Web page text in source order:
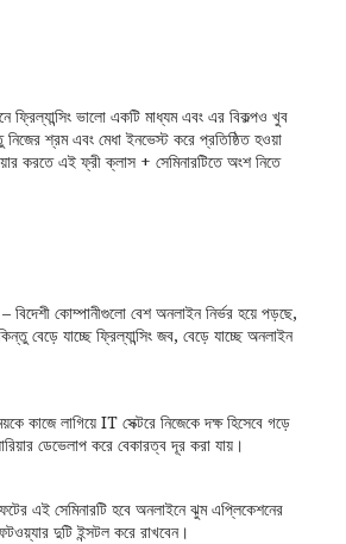
ফ্রিল্যান্সিং ভালো একটি মাধ্যম এবং এর বিকল্পও খুব
নিজের শ্রম এবং মেধা ইনভেস্ট করে প্রতিষ্ঠিত হওয়া
করতে এই ফ্রী ক্লাস + সেমিনারটিতে অংশ নিতে
বিদেশী কোম্পানীগুলো বেশ অনলাইন নির্ভর হয়ে পড়ছে,
বেড়ে যাচ্ছে ফ্রিল্যান্সিং জব, বেড়ে যাচ্ছে অনলাইন
কাজে লাগিয়ে IT সেক্টরে নিজেকে দক্ষ হিসেবে গড়ে
ডেভেলাপ করে বেকারত্ব দূর করা যায়।
এই সেমিনারটি হবে অনলাইনে ঝুম এপ্লিকেশনের
দুটি ইন্সটল করে রাখবেন।